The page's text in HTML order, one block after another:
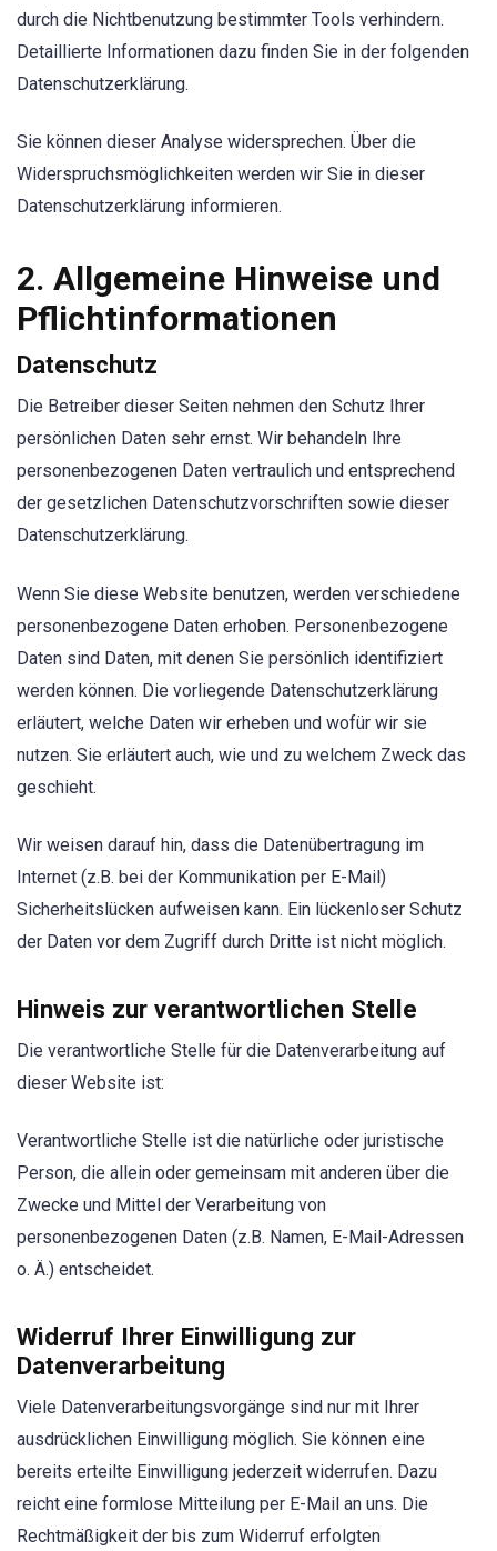
durch die Nichtbenutzung bestimmter Tools verhindern.
Detaillierte Informationen dazu finden Sie in der folgenden
Datenschutzerklärung.
Sie können dieser Analyse widersprechen. Über die
Widerspruchsmöglichkeiten werden wir Sie in dieser
Datenschutzerklärung informieren.
2. Allgemeine Hinweise und
Pflichtinformationen
Datenschutz
Die Betreiber dieser Seiten nehmen den Schutz Ihrer
persönlichen Daten sehr ernst. Wir behandeln Ihre
personenbezogenen Daten vertraulich und entsprechend
der gesetzlichen Datenschutzvorschriften sowie dieser
Datenschutzerklärung.
Wenn Sie diese Website benutzen, werden verschiedene
personenbezogene Daten erhoben. Personenbezogene
Daten sind Daten, mit denen Sie persönlich identifiziert
werden können. Die vorliegende Datenschutzerklärung
erläutert, welche Daten wir erheben und wofür wir sie
nutzen. Sie erläutert auch, wie und zu welchem Zweck das
geschieht.
Wir weisen darauf hin, dass die Datenübertragung im
Internet (z.B. bei der Kommunikation per E-Mail)
Sicherheitslücken aufweisen kann. Ein lückenloser Schutz
der Daten vor dem Zugriff durch Dritte ist nicht möglich.
Hinweis zur verantwortlichen Stelle
Die verantwortliche Stelle für die Datenverarbeitung auf
dieser Website ist:
Verantwortliche Stelle ist die natürliche oder juristische
Person, die allein oder gemeinsam mit anderen über die
Zwecke und Mittel der Verarbeitung von
personenbezogenen Daten (z.B. Namen, E-Mail-Adressen
o. Ä.) entscheidet.
Widerruf Ihrer Einwilligung zur
Datenverarbeitung
Viele Datenverarbeitungsvorgänge sind nur mit Ihrer
ausdrücklichen Einwilligung möglich. Sie können eine
bereits erteilte Einwilligung jederzeit widerrufen. Dazu
reicht eine formlose Mitteilung per E-Mail an uns. Die
Rechtmäßigkeit der bis zum Widerruf erfolgten